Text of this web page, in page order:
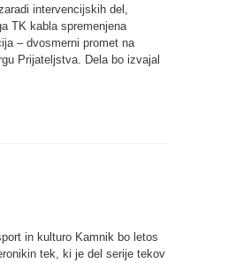
intervencijskih del,
TK kabla spremenjena
– dvosmerni promet na
Prijateljstva. Dela bo izvajal
in kulturo Kamnik bo letos
tek, ki je del serije tekov